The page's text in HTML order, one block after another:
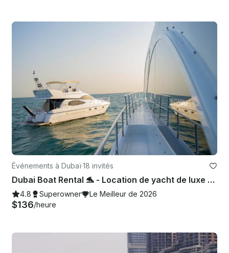
Événements à Dubaï·18 invités
Dubai Boat Rental 🐬 - Location de yacht de luxe de 52 pieds à Dubaï pouvant accueillir jusqu'à 18 personnes
4.8 Superowner Le Meilleur de 2026
$136/heure